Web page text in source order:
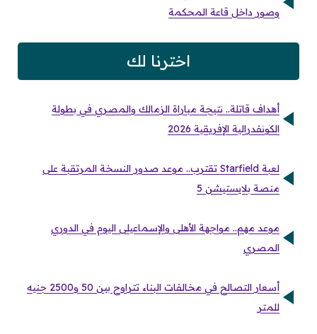
وصور داخل قاعة المحكمة
اخترنا لك
أهداف قاتلة.. نتيجة مباراة الزمالك والمصري في بطولة
الكونفدرالية الإفريقية 2026
لعبة Starfield تقترب.. موعد صدور النسخة المرتقبة على
منصة بلايستيشن 5
موعد مهم.. مواجهة الأهلى والإسماعيلى اليوم في الدوري
المصري
أسعار التصالح في مخالفات البناء تتراوح بين 50 و2500 جنيه
للمتر